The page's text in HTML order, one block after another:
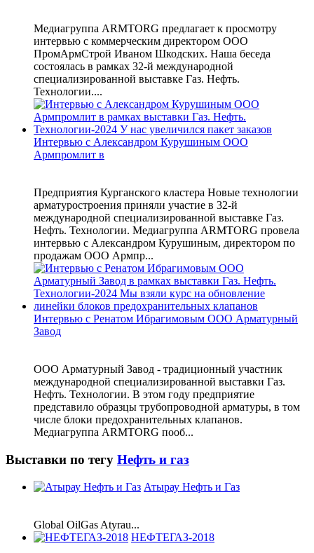
Медиагруппа ARMTORG предлагает к просмотру
интервью с коммерческим директором ООО
ПромАрмСтрой Иваном Шкодских. Наша беседа
состоялась в рамках 32-й международной
специализированной выставке Газ. Нефть.
Технологии....
Интервью с Александром Курушиным ООО
Армпромлит в
Предприятия Курганского кластера Новые технологии
арматуростроения приняли участие в 32-й
международной специализированной выставке Газ.
Нефть. Технологии. Медиагруппа ARMTORG провела
интервью с Александром Курушиным, директором по
продажам ООО Армпр...
Интервью с Ренатом Ибрагимовым ООО Арматурный
Завод
ООО Арматурный Завод - традиционный участник
международной специализированной выставки Газ.
Нефть. Технологии. В этом году предприятие
представило образцы трубопроводной арматуры, в том
числе блоки предохранительных клапанов.
Медиагруппа ARMTORG пооб...
Выставки по тегу Нефть и газ
Атырау Нефть и Газ
Global OilGas Atyrau...
НЕФТЕГАЗ-2018